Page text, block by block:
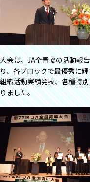
大会は、JA全青協の活動報
り、各ブロックで最優秀に
組織活動実績発表、各種特
りました。